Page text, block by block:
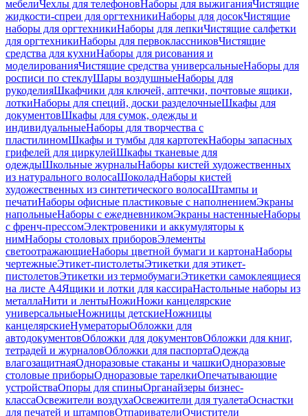
мебелиЧехлы для телефоновНаборы для выжиганияЧистящие
жидкости-спреи для оргтехникиНаборы для досокЧистящие
наборы для оргтехникиНаборы для лепкиЧистящие салфетки
для оргтехникиНаборы для первоклассниковЧистящие
средства для кухниНаборы для рисования и
моделированияЧистящие средства универсальныеНаборы для
росписи по стеклуШары воздушныеНаборы для
рукоделияШкафчики для ключей, аптечки, почтовые ящики,
лоткиНаборы для специй, доски разделочныеШкафы для
документовШкафы для сумок, одежды и
индивидуальныеНаборы для творчества с
пластилиномШкафы и тумбы для картотекНаборы запасных
грифелей для циркулейШкафы тканевые для
одеждыШкольные журналыНаборы кистей художественных
из натурального волосаШоколадНаборы кистей
художественных из синтетического волосаШтампы и
печатиНаборы офисные пластиковые с наполнениемЭкраны
напольныеНаборы с ежедневникомЭкраны настенныеНаборы
с френч-прессомЭлектровеники и аккумуляторы к
нимНаборы столовых приборовЭлементы
светоотражающиеНаборы цветной бумаги и картонаНаборы
чертежныеЭтикет-пистолетыЭтикетки для этикет-
пистолетовЭтикетки из термобумагиЭтикетки самоклеящиеся
на листе А4Ящики и лотки для кассираНастольные наборы из
металлаНити и лентыНожиНожи канцелярские
универсальныеНожницы детскиеНожницы
канцелярскиеНумераторыОбложки для
автодокументовОбложки для документовОбложки для книг,
тетрадей и журналовОбложки для паспортаОдежда
влагозащитнаяОдноразовые стаканы и чашкиОдноразовые
столовые приборыОдноразовые тарелкиОпечатывающие
устройстваОпоры для спиныОрганайзеры бизнес-
классаОсвежители воздухаОсвежители для туалетаОснастки
для печатей и штамповОтпаривателиОчистители